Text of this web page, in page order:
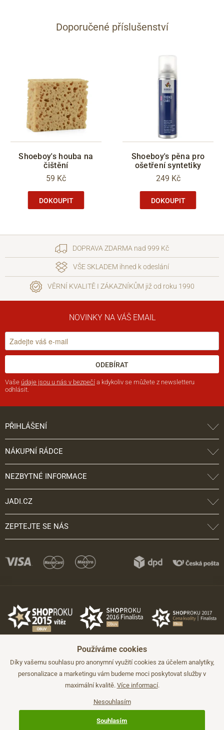
Doporučené příslušenství
Shoeboy's houba na
čištění
59 Kč
DOKOUPIT
Shoeboy's pěna pro
ošetření syntetiky
249 Kč
DOKOUPIT
DOPRAVA ZDARMA nad 999 Kč
VŠE SKLADEM ihned k odeslání
VĚRNÍ KVALITĚ I ZÁKAZNÍKŮM již od roku 1990
NOVINKY NA VÁŠ EMAIL
ODEBÍRAT
Vaše údaje jsou u nás v bezpečí a kdykoliv se můžete z newsletteru
odhlásit.
PŘIHLÁŠENÍ
NÁKUPNÍ RÁDCE
NEZBYTNÉ INFORMACE
JADI.CZ
ZEPTEJTE SE NÁS
©2026 JADI.cz. Užití materiálů bez souhlasu není možné.
Používáme cookies
Díky vašemu souhlasu pro anonymní využití cookies za účelem analytiky,
personalizace a marketingu vám budeme moci poskytovat služby v
maximální kvalitě. Více informací.
Nesouhlasím
Souhlasím